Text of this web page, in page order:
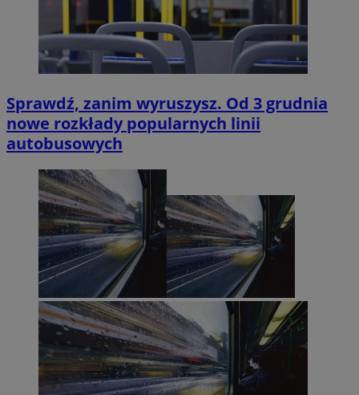
Sprawdź, zanim wyruszysz. Od 3 grudnia
nowe rozkłady popularnych linii
autobusowych